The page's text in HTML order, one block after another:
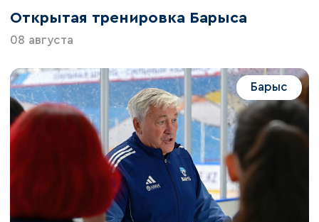
Открытая тренировка Барыса
08 августа
Барыс